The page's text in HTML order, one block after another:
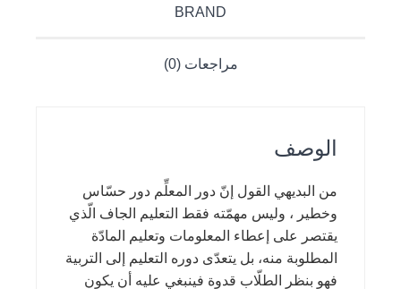
BRAND
مراجعات (0)
الوصف
من البديهي القول إنّ دور المعلِّم دور حسّاس
وخطير ، وليس مهمّته فقط التعليم الجاف الّذي
يقتصر على إعطاء المعلومات وتعليم المادّة
المطلوبة منه، بل يتعدّى دوره التعليم إلى التربية
فهو بنظر الطلّاب قدوة فينبغي عليه أن يكون